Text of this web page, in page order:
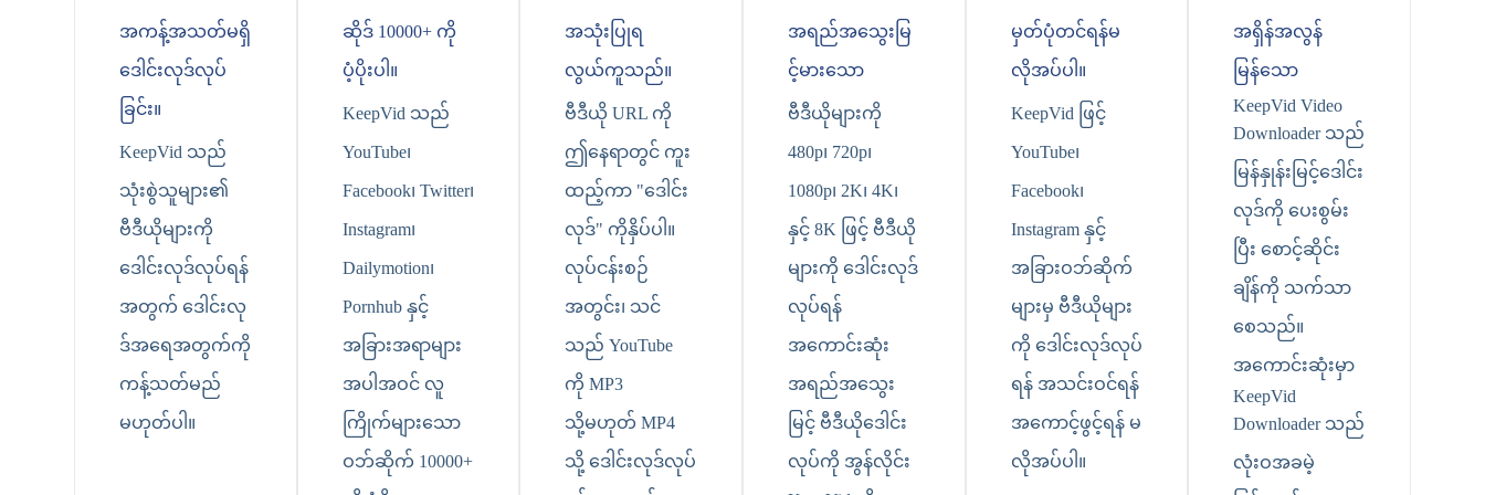
အကန့်အသတ်မရှိ
ဒေါင်းလုဒ်လုပ်
ခြင်း။
KeepVid သည်
သုံးစွဲသူများ၏
ဗီဒီယိုများကို
ဒေါင်းလုဒ်လုပ်ရန်
အတွက် ဒေါင်းလု
ဒ်အရေအတွက်ကို
ကန့်သတ်မည်
မဟုတ်ပါ။
ဆိုဒ် 10000+ ကို
ပံ့ပိုးပါ။
KeepVid သည်
YouTube၊
Facebook၊ Twitter၊
Instagram၊
Dailymotion၊
Pornhub နှင့်
အခြားအရာများ
အပါအဝင် လူ
ကြိုက်များသော
ဝဘ်ဆိုက် 10000+
အသုံးပြုရ
လွယ်ကူသည်။
ဗီဒီယို URL ကို
ဤနေရာတွင် ကူး
ထည့်ကာ "ဒေါင်း
လုဒ်" ကိုနှိပ်ပါ။
လုပ်ငန်းစဉ်
အတွင်း၊ သင်
သည် YouTube
ကို MP3
သို့မဟုတ် MP4
သို့ ဒေါင်းလုဒ်လုပ်
အရည်အသွေးမြ
င့်မားသော
ဗီဒီယိုများကို
480p၊ 720p၊
1080p၊ 2K၊ 4K၊
နှင့် 8K ဖြင့် ဗီဒီယို
များကို ဒေါင်းလုဒ်
လုပ်ရန်
အကောင်းဆုံး
အရည်အသွေး
မြင့် ဗီဒီယိုဒေါင်း
လုပ်ကို အွန်လိုင်း
မှတ်ပုံတင်ရန်မ
လိုအပ်ပါ။
KeepVid ဖြင့်
YouTube၊
Facebook၊
Instagram နှင့်
အခြားဝဘ်ဆိုက်
များမှ ဗီဒီယိုများ
ကို ဒေါင်းလုဒ်လုပ်
ရန် အသင်းဝင်ရန်
အကောင့်ဖွင့်ရန် မ
လိုအပ်ပါ။
အရှိန်အလွန်
မြန်သော
KeepVid Video
Downloader သည်
မြန်နှုန်းမြင့်ဒေါင်း
လုဒ်ကို ပေးစွမ်း
ပြီး စောင့်ဆိုင်း
ချိန်ကို သက်သာ
စေသည်။
အကောင်းဆုံးမှာ
KeepVid
Downloader သည်
လုံးဝအခမဲ့